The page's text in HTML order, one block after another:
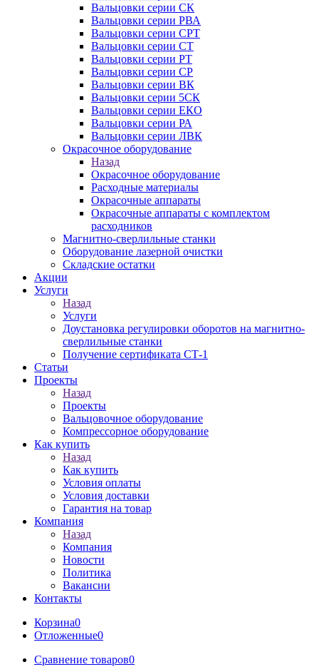
Вальцовки серии СК
Вальцовки серии РВА
Вальцовки серии СРТ
Вальцовки серии СТ
Вальцовки серии РТ
Вальцовки серии СР
Вальцовки серии ВК
Вальцовки серии 5СК
Вальцовки серии ЕКО
Вальцовки серии РА
Вальцовки серии ЛВК
Окрасочное оборудование
Назад
Окрасочное оборудование
Расходные материалы
Окрасочные аппараты
Окрасочные аппараты с комплектом
расходников
Магнитно-сверлильные станки
Оборудование лазерной очистки
Складские остатки
Акции
Услуги
Назад
Услуги
Доустановка регулировки оборотов на магнитно-
сверлильные станки
Получение сертификата СТ-1
Статьи
Проекты
Назад
Проекты
Вальцовочное оборудование
Компрессорное оборудование
Как купить
Назад
Как купить
Условия оплаты
Условия доставки
Гарантия на товар
Компания
Назад
Компания
Новости
Политика
Вакансии
Контакты
Корзина0
Отложенные0
Сравнение товаров0